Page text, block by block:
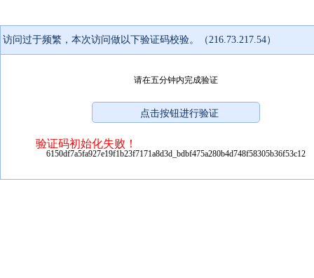
访问过于频繁，本次访问做以下验证码校验。（216.73.217.54）
请在五分钟内完成验证
验证码初始化失败！
6150df7a5fa927e19f1b23f7171a8d3d_bdbf475a280b4d748f58305b36f53c12